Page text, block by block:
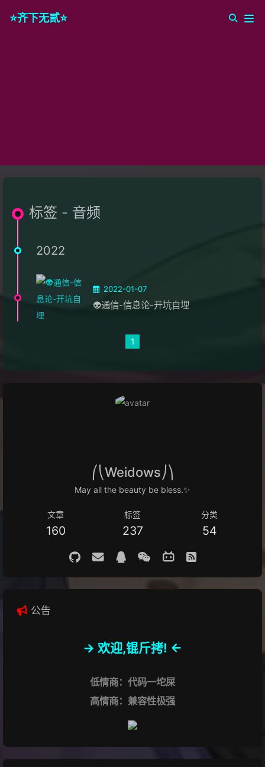
⭐️齐下无贰⭐️
标签 - 音频
2022
2022-01-07
👽通信-信息论-开坑自埋
1
⎛⎝Weidows⎠⎞
May all the beauty be bless.✨
文章
160
标签
237
分类
54
公告
-> 欢迎,锟斤拷! <-
低情商：代码一坨屎
高情商：兼容性极强